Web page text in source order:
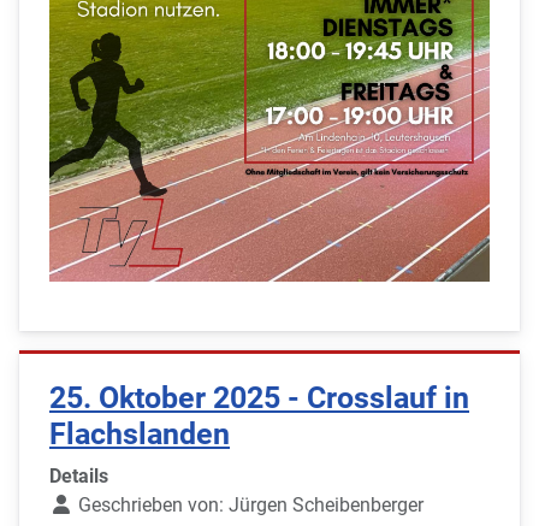
25. Oktober 2025 - Crosslauf in
Flachslanden
Details
Geschrieben von: Jürgen Scheibenberger